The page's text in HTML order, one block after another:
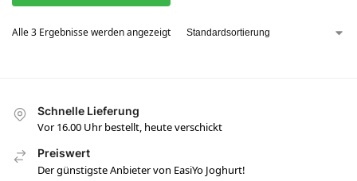
Alle 3 Ergebnisse werden angezeigt
Schnelle Lieferung
Vor 16.00 Uhr bestellt, heute verschickt
Preiswert
Der günstigste Anbieter von EasiYo Joghurt!